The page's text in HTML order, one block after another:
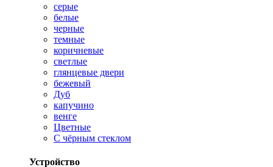
серые
белые
черные
темные
коричневые
светлые
глянцевые двери
бежевый
Дуб
капучино
венге
Цветные
С чёрным стеклом
Устройство